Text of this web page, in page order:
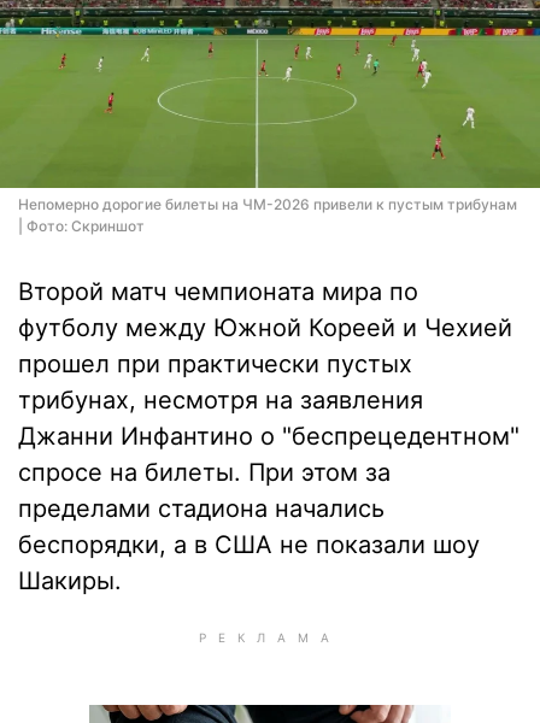
Непомерно дорогие билеты на ЧМ-2026 привели к пустым трибунам
| Фото: Скриншот
Второй матч чемпионата мира по
футболу между Южной Кореей и Чехией
прошел при практически пустых
трибунах, несмотря на заявления
Джанни Инфантино о "беспрецедентном"
спросе на билеты. При этом за
пределами стадиона начались
беспорядки, а в США не показали шоу
Шакиры.